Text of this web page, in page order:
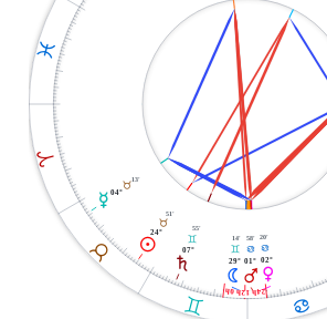
A
B
C D
L
O04°
B
13'
M
24°
B
51'
S
07°
C
55'
N
29°
C
14'
Q
01°
D
58'
P
02°
D
20'
24h 12h 0h